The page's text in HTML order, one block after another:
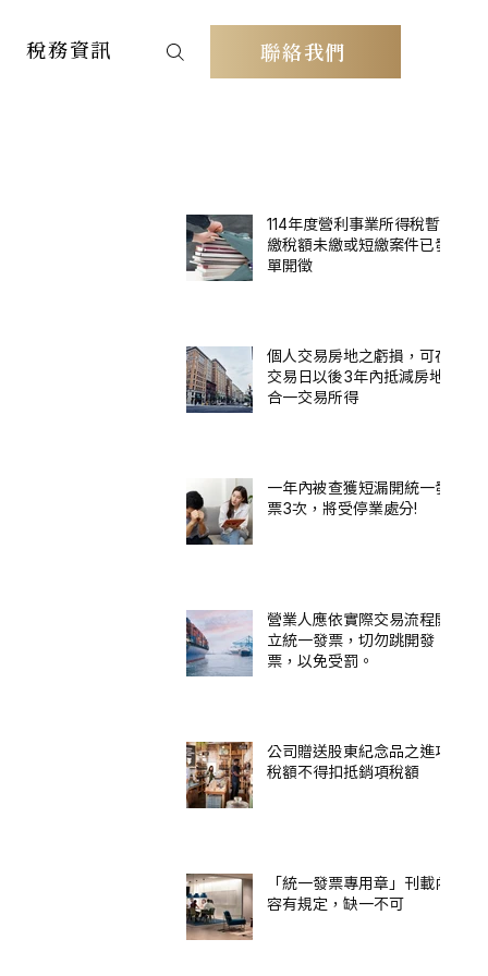
稅務資訊 聯絡我們
114年度營利事業所得稅暫
繳稅額未繳或短繳案件已發
單開徵
個人交易房地之虧損，可在
交易日以後3年內抵減房地
合一交易所得
一年內被查獲短漏開統一發
票3次，將受停業處分!
營業人應依實際交易流程開
立統一發票，切勿跳開發
票，以免受罰。
公司贈送股東紀念品之進項
稅額不得扣抵銷項稅額
「統一發票專用章」刊載內
容有規定，缺一不可